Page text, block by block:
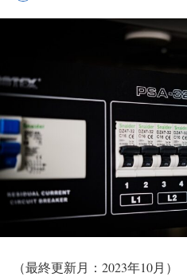
（最終更新月：2023年10月）